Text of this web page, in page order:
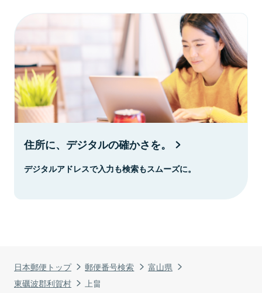
日本郵便トップ 郵便番号検索
富山県
東礪波郡利賀村
上畠
住所に、デジタルの確かさを。
デジタルアドレスで入力も検索もスムーズに。